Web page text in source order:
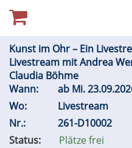
Kunst im Ohr – Ein
Livestream mit Andrea
Claudia Böhme
Wann:
ab Mi.
Wo:
Livestream
Nr.:
261-D10002
Status:
Plätze frei